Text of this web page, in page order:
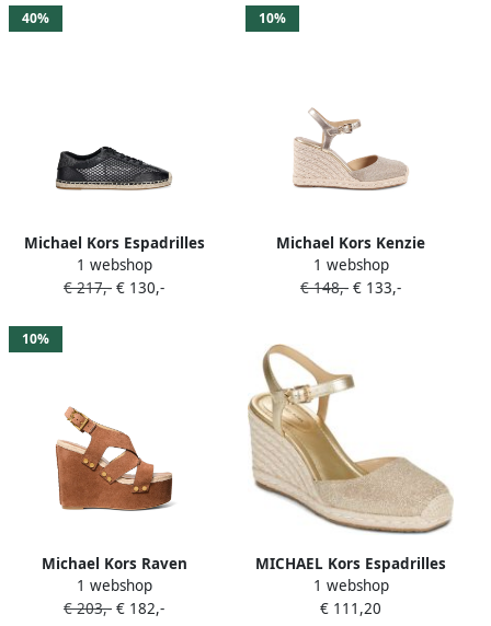
40%
Michael Kors Espadrilles
met veters Zwart
1 webshop
€ 217,- € 130,-
10%
Michael Kors Kenzie
espadrilles met sleehak
Beige
1 webshop
€ 148,- € 133,-
10%
Michael Kors Raven
espadrilles met studs Bruin
1 webshop
€ 203,- € 182,-
MICHAEL Kors Espadrilles
KENZIE WEDGE
1 webshop
€ 111,20